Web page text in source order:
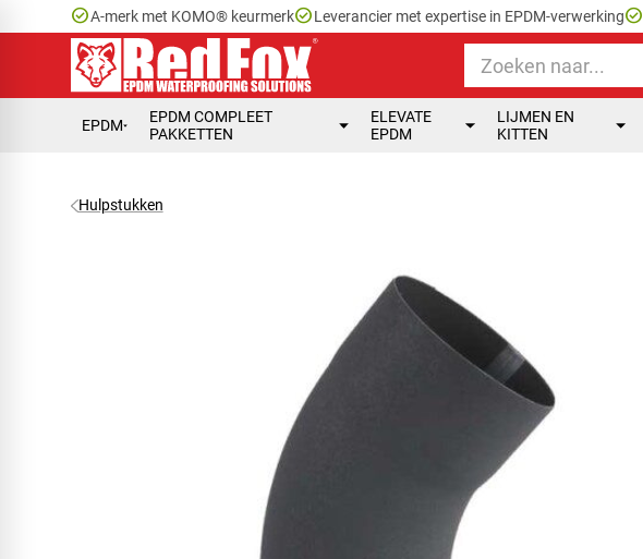
check_circleA-merk met KOMO® keurmerkcheck_circleLeverancier met expertise in EPDM-verwerkingcheck_circle
EPDM
EPDM COMPLEET
PAKKETTEN
ELEVATE
EPDM
LIJMEN EN
KITTEN
Hulpstukken